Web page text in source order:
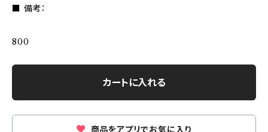
■ 備考：
800
カートに入れる
商品をアプリでお気に入り